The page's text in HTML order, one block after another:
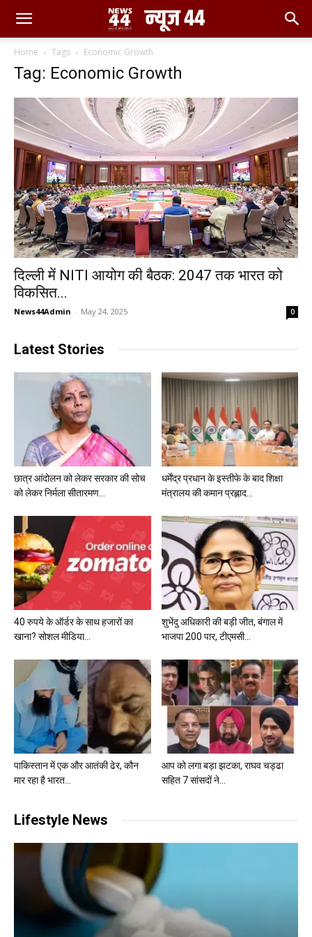
Home Tags Economic Growth
Tag: Economic Growth
दिल्ली में NITI आयोग की बैठक: 2047 तक भारत को
विकसित...
News44Admin - May 24, 2025 0
Latest Stories
छात्र आंदोलन को लेकर सरकार की सोच
को लेकर निर्मला सीतारमण...
धर्मेंद्र प्रधान के इस्तीफे के बाद शिक्षा
मंत्रालय की कमान प्रह्लाद...
40 रुपये के ऑर्डर के साथ हजारों का
खाना? सोशल मीडिया...
शुभेंदु अधिकारी की बड़ी जीत, बंगाल में
भाजपा 200 पार, टीएमसी...
पाकिस्तान में एक और आतंकी ढेर, कौन
मार रहा है भारत...
आप को लगा बड़ा झटका, राघव चड्ढा
सहित 7 सांसदों ने...
Lifestyle News